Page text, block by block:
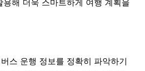
용해 더욱 스마트하게 여행 계획을
스 운행 정보를 정확히 파악하기